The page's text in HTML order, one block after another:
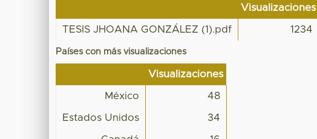
Visualizaciones
TESIS JHOANA GONZÁLEZ (1).pdf 1234
Países con más visualizaciones
Visualizaciones
México 48
Estados Unidos 34